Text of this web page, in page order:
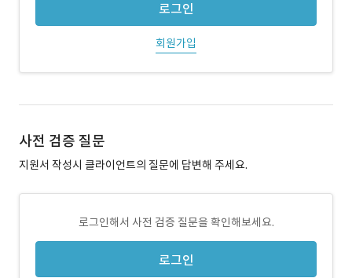
로그인
회원가입
사전 검증 질문
지원서 작성시 클라이언트의 질문에 답변해 주세요.
로그인해서 사전 검증 질문을 확인해보세요.
로그인